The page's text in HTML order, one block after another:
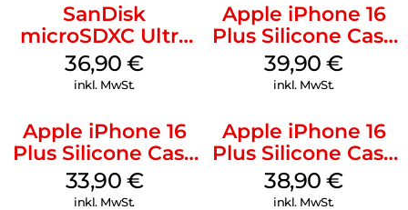
SanDisk
microSDXC Ultra
128 GB + Adapter
Mobile
36,90€
inkl. MwSt.
Apple iPhone 16
Plus Silicone Case
MagSafe Plum
39,90€
inkl. MwSt.
Apple iPhone 16
Plus Silicone Case
MagSafe Lake
Green
33,90 €
inkl. MwSt.
Apple iPhone 16
Plus Silicone Case
MagSafe Denim
38,90€
inkl. MwSt.